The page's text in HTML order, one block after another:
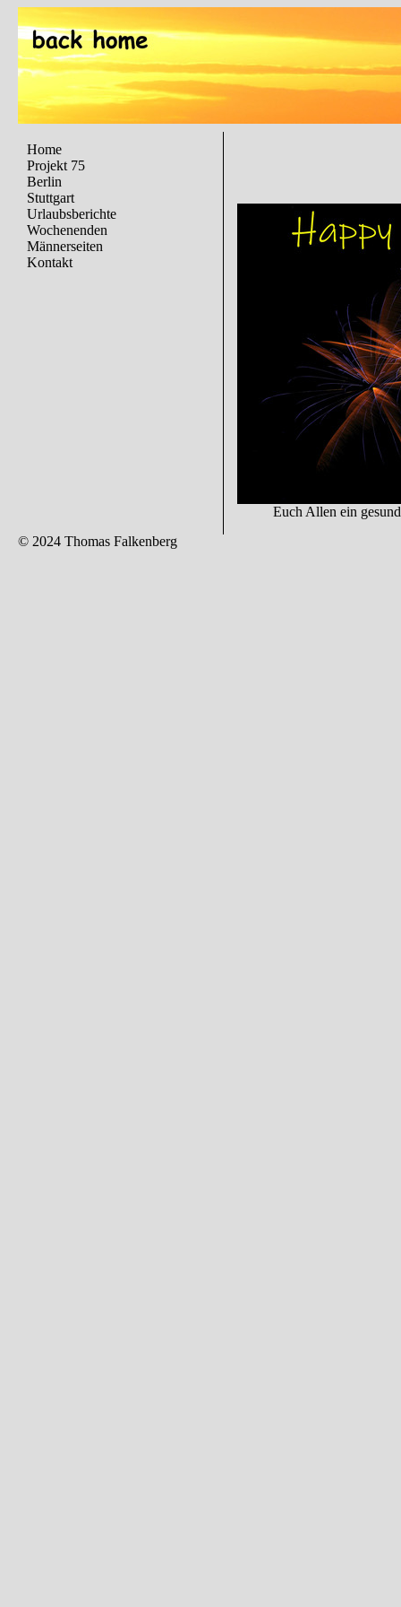
Home
Projekt 75
Berlin
Stuttgart
Urlaubsberichte
Wochenenden
Männerseiten
Kontakt
Euch Allen ein
© 2024 Thomas Falkenberg